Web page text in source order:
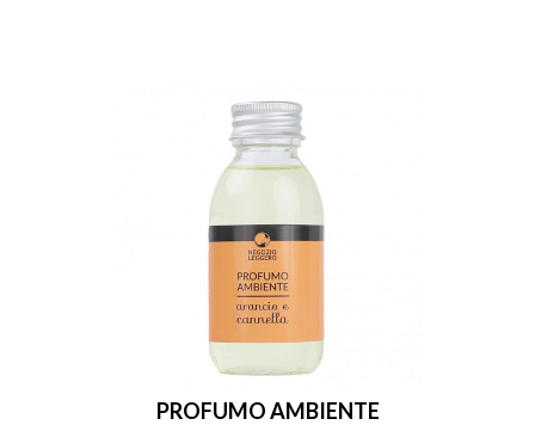
PROFUMO AMBIENTE